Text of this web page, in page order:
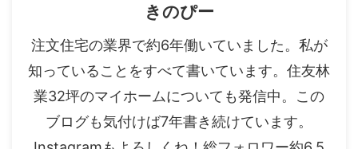
きのぴー
注文住宅の業界で約6年働いていました。私が
知っていることをすべて書いています。住友林
業32坪のマイホームについても発信中。この
ブログも気付けば7年書き続けています。